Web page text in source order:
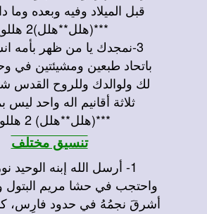
قبل الميلاد وفيه وبعده وما
***(هلل**هلل)2 هللوية
3-نمجدك يا من ظهر بأمه انسانا يدوم
باتحاد طبعين ومشيئتين في
لك ولوالدك وللروح القدس
ثلاثة أقانيم اله واحد
***(هلل**هلل) 2 هللوية
تنسيق مختلف
1- أرسل الله إبنه الوحيد نوراً للأمم
واحتجب في حشا مريم البتول
أشرقَ نجمُهُ في حدود فارِس،